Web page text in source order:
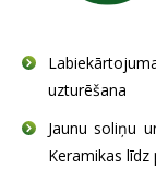
uzturēšana
Jaunu soliņu
Keramikas